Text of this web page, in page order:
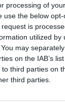
processing of
use the below
is
utilized by
may
on the IAB’s
third parties on
third parties.